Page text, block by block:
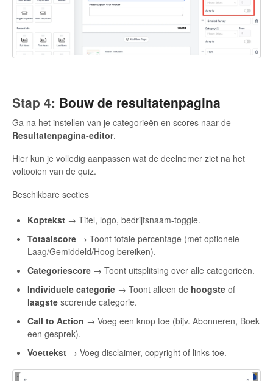
Stap 4: Bouw de resultatenpagina
Ga na het instellen van je categorieën en scores naar de
Resultatenpagina-editor.
Hier kun je volledig aanpassen wat de deelnemer ziet na het
voltooien van de quiz.
Beschikbare secties
Koptekst → Titel, logo, bedrijfsnaam-toggle.
Totaalscore → Toont totale percentage (met optionele
Laag/Gemiddeld/Hoog bereiken).
Categoriescore → Toont uitsplitsing over alle categorieën.
Individuele categorie → Toont alleen de hoogste of
laagste scorende categorie.
Call to Action → Voeg een knop toe (bijv. Abonneren, Boek
een gesprek).
Voettekst → Voeg disclaimer, copyright of links toe.